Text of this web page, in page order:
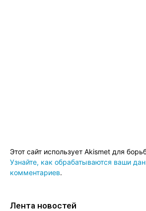
Этот сайт использует Akismet для
Узнайте, как обрабатываются ваши
комментариев.
Лента новостей